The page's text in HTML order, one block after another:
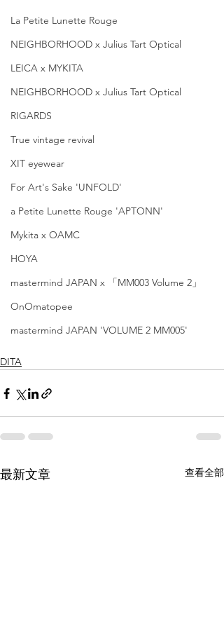
La Petite Lunette Rouge
NEIGHBORHOOD x Julius Tart Optical
LEICA x MYKITA
NEIGHBORHOOD x Julius Tart Optical
RIGARDS
True vintage revival
XIT eyewear
For Art's Sake 'UNFOLD'
a Petite Lunette Rouge 'APTONN'
Mykita x OAMC
HOYA
mastermind JAPAN x 「MM003 Volume 2」
OnOmatopee
mastermind JAPAN 'VOLUME 2 MM005'
DITA
最新文章 查看全部